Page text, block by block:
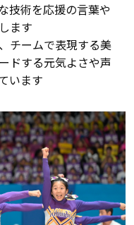
技術を応援の言葉や
ます
チームで表現する美
ドする元気よさや声
います